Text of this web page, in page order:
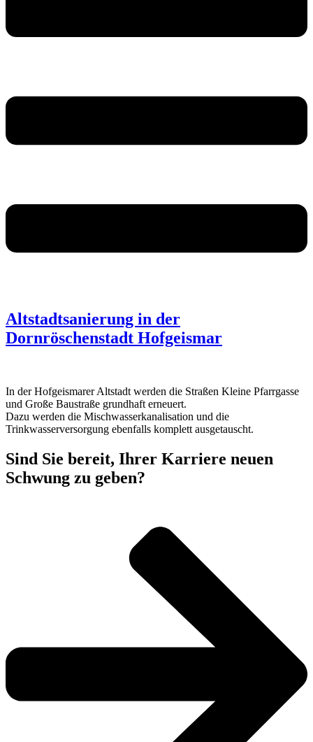
Altstadtsanierung in der
Dornröschenstadt Hofgeismar
In der Hofgeismarer Altstadt werden die Straßen Kleine Pfarrgasse
und Große Baustraße grundhaft erneuert.
Dazu werden die Mischwasserkanalisation und die
Trinkwasserversorgung ebenfalls komplett ausgetauscht.
Sind Sie bereit, Ihrer Karriere neuen
Schwung zu geben?